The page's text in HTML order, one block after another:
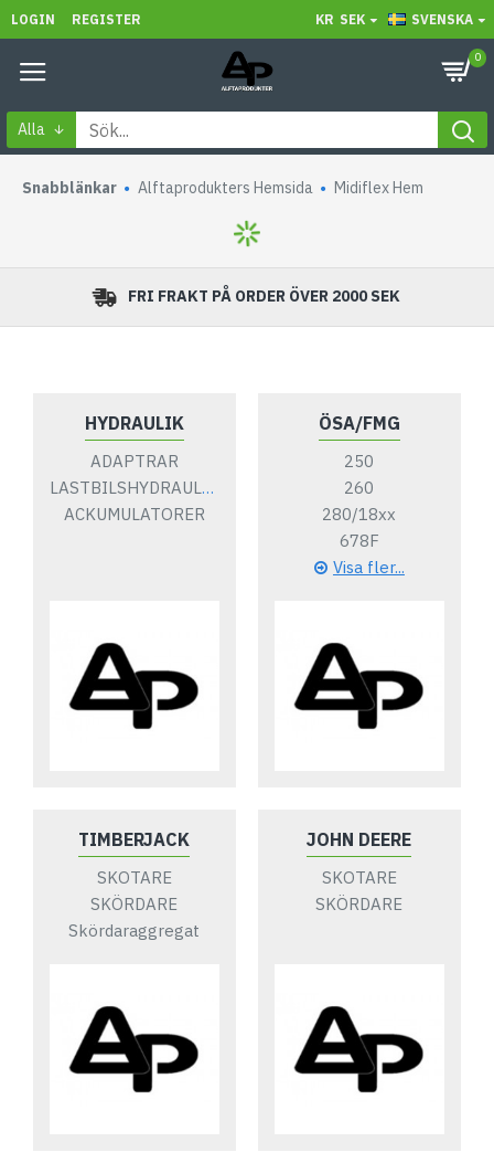
LOGIN REGISTER KR SEK SVENSKA
0
Alla
Snabblänkar Alftaprodukters Hemsida Midiflex Hem
FRI FRAKT PÅ ORDER ÖVER 2000 SEK
HYDRAULIK
ADAPTRAR
LASTBILSHYDRAULIK
ACKUMULATORER
ÖSA/FMG
250
260
280/18xx
678F
Visa fler...
TIMBERJACK
SKOTARE
SKÖRDARE
Skördaraggregat
JOHN DEERE
SKOTARE
SKÖRDARE